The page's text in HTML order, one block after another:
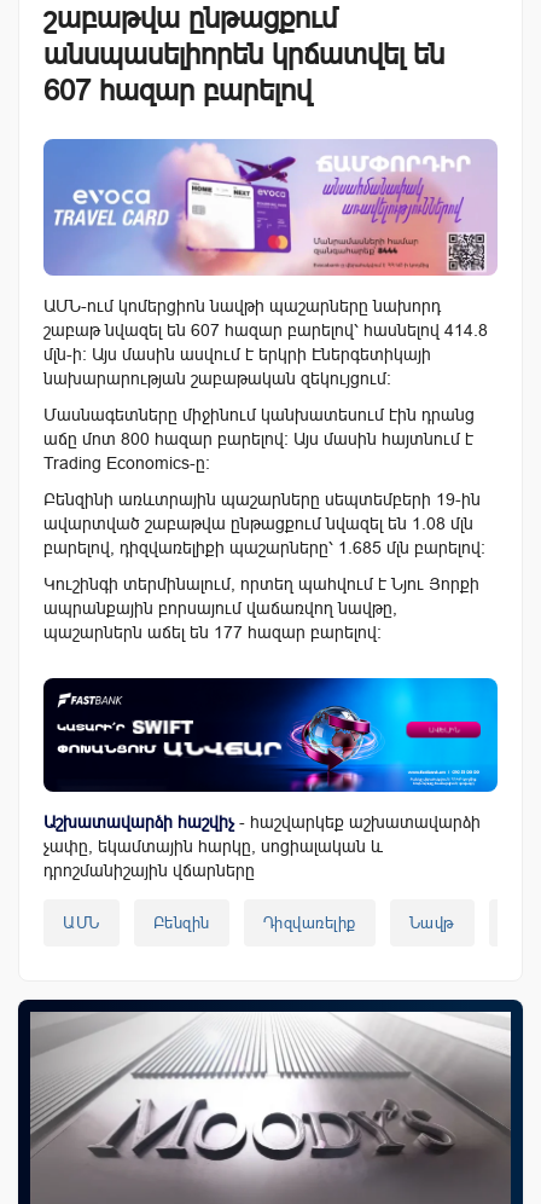
շաբաթվա ընթացքում
անսպասելիորեն կրճատվել են
607 հազար բարելով
ԱՄՆ-ում կոմերցիոն նավթի պաշարները նախորդ
շաբաթ նվազել են 607 հազար բարելով՝ հասնելով 414.8
մլն-ի: Այս մասին ասվում է երկրի Էներգետիկայի
նախարարության շաբաթական զեկույցում։
Մասնագետները միջինում կանխատեսում էին դրանց
աճը մոտ 800 հազար բարելով: Այս մասին հայտնում է
Trading Economics-ը։
Բենզինի առևտրային պաշարները սեպտեմբերի 19-ին
ավարտված շաբաթվա ընթացքում նվազել են 1.08 մլն
բարելով, դիզվառելիքի պաշարները՝ 1.685 մլն բարելով։
Կուշինգի տերմինալում, որտեղ պահվում է Նյու Յորքի
ապրանքային բորսայում վաճառվող նավթը,
պաշարներն աճել են 177 հազար բարելով։
Աշխատավարձի հաշվիչ - հաշվարկեք աշխատավարձի
չափը, եկամտային հարկը, սոցիալական և
դրոշմանիշային վճարները
ԱՄՆ Բենզին Դիզվառելիք Նավթ